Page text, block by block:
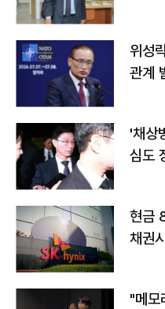
위성
관계
'채상
심도
현금
채권
"메모